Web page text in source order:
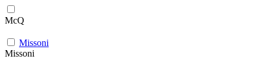
McQ
Missoni
Missoni